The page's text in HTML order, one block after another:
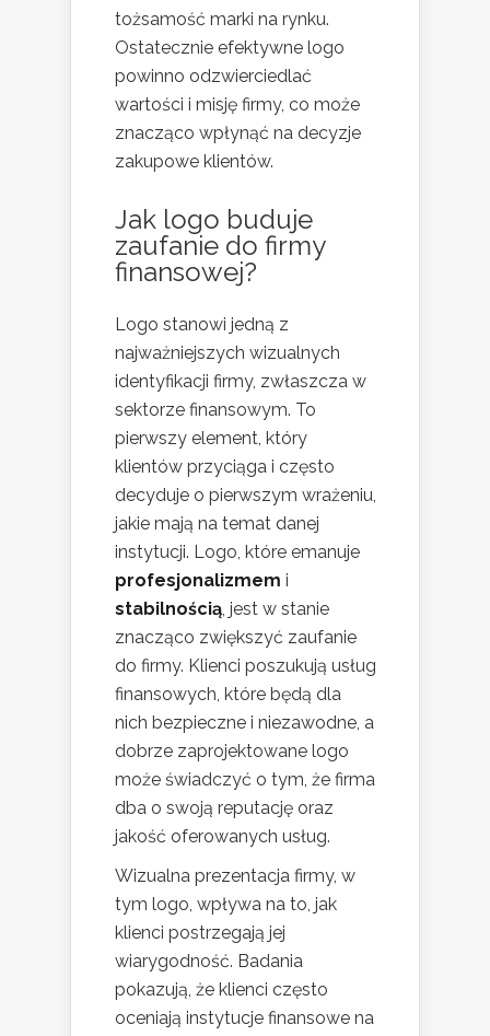
tożsamość marki na rynku.
Ostatecznie efektywne logo
powinno odzwierciedlać
wartości i misję firmy, co może
znacząco wpłynąć na decyzje
zakupowe klientów.
Jak logo buduje
zaufanie do firmy
finansowej?
Logo stanowi jedną z
najważniejszych wizualnych
identyfikacji firmy, zwłaszcza w
sektorze finansowym. To
pierwszy element, który
klientów przyciąga i często
decyduje o pierwszym wrażeniu,
jakie mają na temat danej
instytucji. Logo, które emanuje
profesjonalizmem i
stabilnością , jest w stanie
znacząco zwiększyć zaufanie
do firmy. Klienci poszukują usług
finansowych, które będą dla
nich bezpieczne i niezawodne, a
dobrze zaprojektowane logo
może świadczyć o tym, że firma
dba o swoją reputację oraz
jakość oferowanych usług.
Wizualna prezentacja firmy, w
tym logo, wpływa na to, jak
klienci postrzegają jej
wiarygodność. Badania
pokazują, że klienci często
oceniają instytucje finansowe na